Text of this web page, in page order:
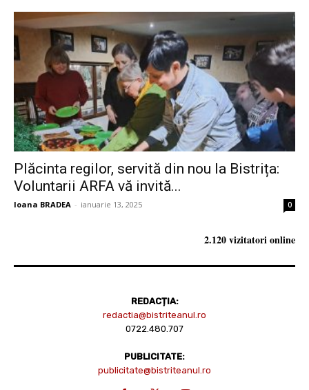
Plăcinta regilor, servită din nou la Bistrița:
Voluntarii ARFA vă invită...
Ioana BRADEA - ianuarie 13, 2025 0
2.120 vizitatori online
REDACȚIA:
redactia@bistriteanul.ro
0722.480.707
PUBLICITATE:
publicitate@bistriteanul.ro